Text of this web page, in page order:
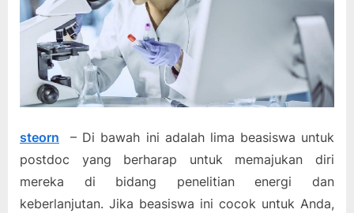
steorn – Di bawah ini adalah lima beasiswa untuk
postdoc yang berharap untuk memajukan diri
mereka di bidang penelitian energi dan
keberlanjutan. Jika beasiswa ini cocok untuk Anda,